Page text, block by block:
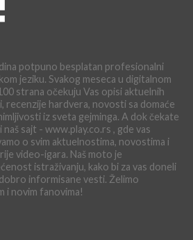
potpuno besplatan profesionalni
jeziku. Svakog meseca u digitalnom
strana očekuju Vas opisi aktuelnih
recenzije hardvera, novosti sa domaće
iz sveta gejminga. A dok čekate
sajt - www.play.co.rs , gde vas
o svim aktuelnostima, novostima i
video-igara. Naš moto je
istraživanju, kako bi za vas doneli
informisane vesti. Želimo
i novim fanovima!